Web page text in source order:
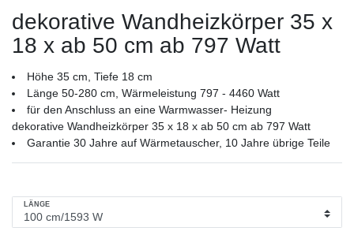
dekorative Wandheizkörper 35 x
18 x ab 50 cm ab 797 Watt
Höhe 35 cm, Tiefe 18 cm
Länge 50-280 cm, Wärmeleistung 797 - 4460 Watt
für den Anschluss an eine Warmwasser- Heizung
dekorative Wandheizkörper 35 x 18 x ab 50 cm ab 797 Watt
Garantie 30 Jahre auf Wärmetauscher, 10 Jahre übrige Teile
LÄNGE